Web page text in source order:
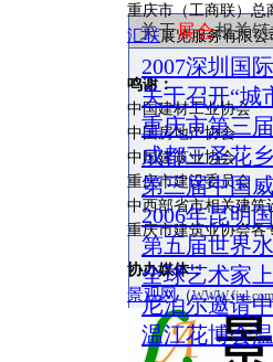
重庆市（工商联）
汇联展览服务有限公
鸣谢：
中国建材工业协会
中国房地产协会
中国建筑业协会
重庆市建设委员会
中西部省市相关建
重庆市建筑业协会各
协办媒体：
景观网（
关于展会相关
2007深圳国
关于召开“城
重庆市第三
成都三圣花
第三届中国
2006年昆明
第五届世界
全球艺术家
尼泊尔邀请
温江花博会